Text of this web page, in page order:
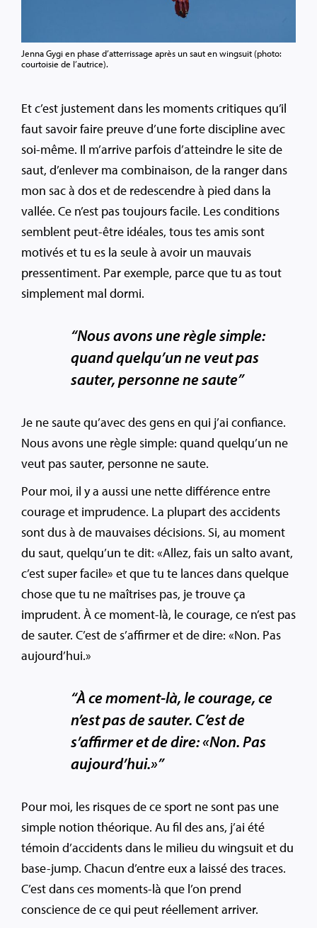
Jenna Gygi en phase d’atterrissage après un saut en wingsuit (photo:
courtoisie de l’autrice).
Et c’est justement dans les moments critiques qu’il
faut savoir faire preuve d’une forte discipline avec
soi-même. Il m’arrive parfois d’atteindre le site de
saut, d’enlever ma combinaison, de la ranger dans
mon sac à dos et de redescendre à pied dans la
vallée. Ce n’est pas toujours facile. Les conditions
semblent peut-être idéales, tous tes amis sont
motivés et tu es la seule à avoir un mauvais
pressentiment. Par exemple, parce que tu as tout
simplement mal dormi.
“Nous avons une règle simple:
quand quelqu’un ne veut pas
sauter, personne ne saute”
Je ne saute qu’avec des gens en qui j’ai confiance.
Nous avons une règle simple: quand quelqu’un ne
veut pas sauter, personne ne saute.
Pour moi, il y a aussi une nette différence entre
courage et imprudence. La plupart des accidents
sont dus à de mauvaises décisions. Si, au moment
du saut, quelqu’un te dit: «Allez, fais un salto avant,
c’est super facile» et que tu te lances dans quelque
chose que tu ne maîtrises pas, je trouve ça
imprudent. À ce moment-là, le courage, ce n’est pas
de sauter. C’est de s’affirmer et de dire: «Non. Pas
aujourd’hui.»
“À ce moment-là, le courage, ce
n’est pas de sauter. C’est de
s’affirmer et de dire: «Non. Pas
aujourd’hui.»”
Pour moi, les risques de ce sport ne sont pas une
simple notion théorique. Au fil des ans, j’ai été
témoin d’accidents dans le milieu du wingsuit et du
base-jump. Chacun d’entre eux a laissé des traces.
C’est dans ces moments-là que l’on prend
conscience de ce qui peut réellement arriver.